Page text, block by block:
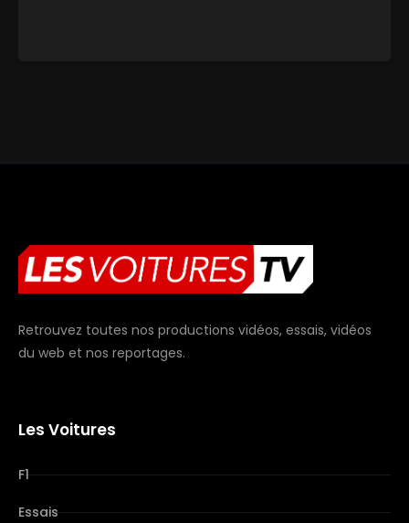
Retrouvez toutes nos productions vidéos, essais, vidéos
du web et nos reportages.
Les Voitures
F1
Essais